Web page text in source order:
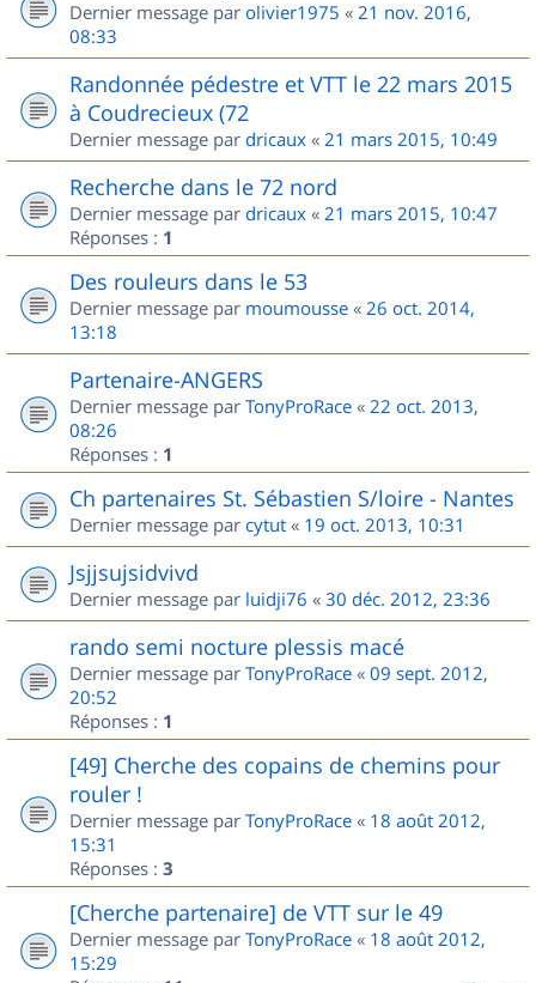
Dernier message par olivier1975 « 21 nov. 2016,
08:33
Randonnée pédestre et VTT le 22 mars 2015
à Coudrecieux (72
Dernier message par dricaux « 21 mars 2015, 10:49
Recherche dans le 72 nord
Dernier message par dricaux « 21 mars 2015, 10:47
Réponses : 1
Des rouleurs dans le 53
Dernier message par moumousse « 26 oct. 2014,
13:18
Partenaire-ANGERS
Dernier message par TonyProRace « 22 oct. 2013,
08:26
Réponses : 1
Ch partenaires St. Sébastien S/loire - Nantes
Dernier message par cytut « 19 oct. 2013, 10:31
Jsjjsujsidvivd
Dernier message par luidji76 « 30 déc. 2012, 23:36
rando semi nocture plessis macé
Dernier message par TonyProRace « 09 sept. 2012,
20:52
Réponses : 1
[49] Cherche des copains de chemins pour
rouler !
Dernier message par TonyProRace « 18 août 2012,
15:31
Réponses : 3
[Cherche partenaire] de VTT sur le 49
Dernier message par TonyProRace « 18 août 2012,
15:29